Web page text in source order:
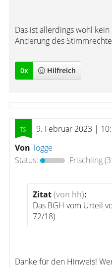
Das ist allerdings wohl
Änderung des
0x Hilfreich
9. Februar 2023 |
Von Togge
Status:
Frischling
Zitat(von hh):
Das BGH vom Urteil
72/18)
Danke für den Hinweis!